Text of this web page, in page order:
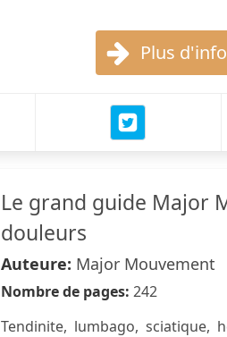
Plus
Le grand guide Major
douleurs
Auteure: Major Mouvement
Nombre de pages: 242
Tendinite, lumbago, sciatique,